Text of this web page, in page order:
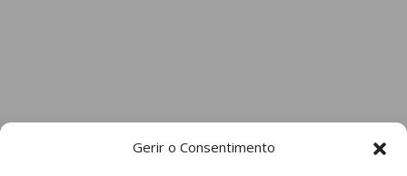
Gerir o Consentimento